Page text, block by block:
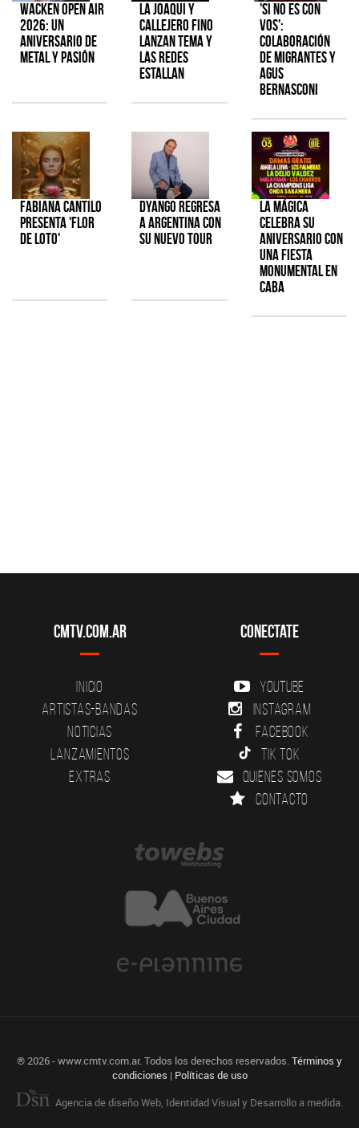
Wacken Open Air
2026: Un
aniversario de
metal y pasión
La Joaqui y
Callejero Fino
lanzan tema y
las redes
estallan
'Si No Es Con
Vos':
colaboración
de Migrantes y
Agus
Bernasconi
Fabiana Cantilo
presenta 'Flor
de Loto'
Dyango regresa
a Argentina con
su nuevo tour
La Mágica
celebra su
aniversario con
una fiesta
monumental en
CABA
CMTV.com.ar
Inicio
Artistas-Bandas
Noticias
Lanzamientos
Extras
Conectate
YouTube
Instagram
Facebook
Tik Tok
Quienes somos
Contacto
® 2026 - www.cmtv.com.ar. Todos los derechos reservados.Términos y
condiciones | Políticas de uso
Agencia de diseño Web, Identidad Visual y Desarrollo a medida.